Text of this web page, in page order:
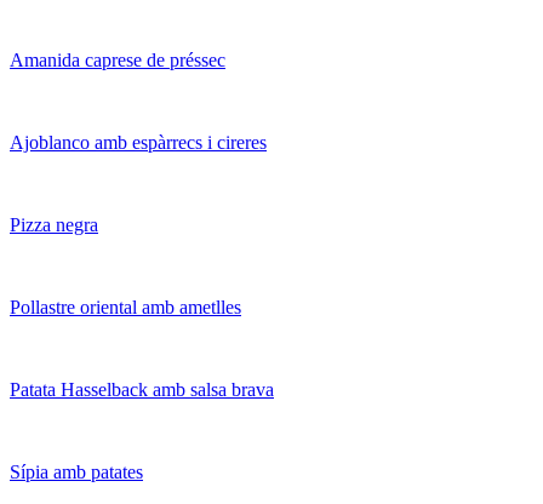
Amanida caprese de préssec
Ajoblanco amb espàrrecs i cireres
Pizza negra
Pollastre oriental amb ametlles
Patata Hasselback amb salsa brava
Sípia amb patates